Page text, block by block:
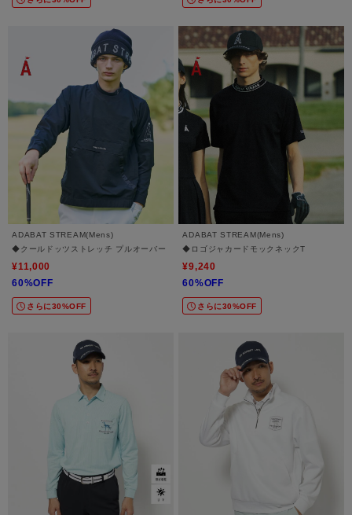
ADABAT STREAM(Mens)
◆クールドッツストレッチ プルオーバー
¥11,000
60%OFF
さらに30%OFF
ADABAT STREAM(Mens)
◆ロゴジャカードモックネックT
¥9,240
60%OFF
さらに30%OFF